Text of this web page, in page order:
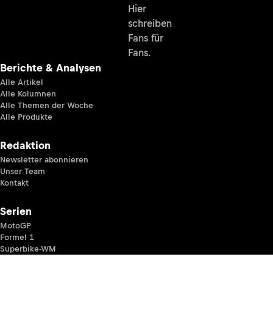
Hier
schreiben
Fans für
Fans.
Berichte & Analysen
Alle Artikel
Alle Kolumnen
Alle Themen der Woche
Alle Produkte
Redaktion
Newsletter abonnieren
Unser Team
Kontakt
Serien
MotoGP
Formel 1
Superbike-WM